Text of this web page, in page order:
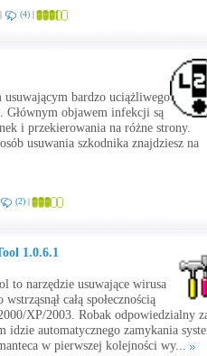
(4) |
bardzo uciążliwego
objawem infekcji są
i przekierowania na różne strony.
usuwania szkodnika znajdziesz na
(2) |
1.0.6.1
to narzędzie usuwające wirusa
całą społecznością
XP/2003. Robak odpowiedzialny
idzie automatycznego zamykania
w pierwszej kolejności wy...